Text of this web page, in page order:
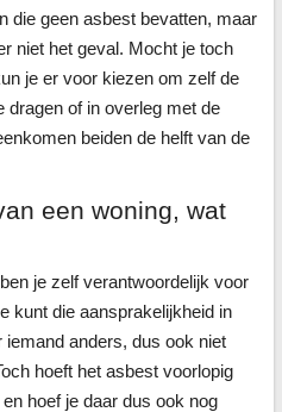
die geen asbest bevatten, maar
niet het geval. Mocht je toch
je er voor kiezen om zelf de
dragen of in overleg met de
beiden de helft van de
een woning, wat
je zelf verantwoordelijk voor
kunt die aansprakelijkheid in
iemand anders, dus ook niet
hoeft het asbest voorlopig
hoef je daar dus ook nog